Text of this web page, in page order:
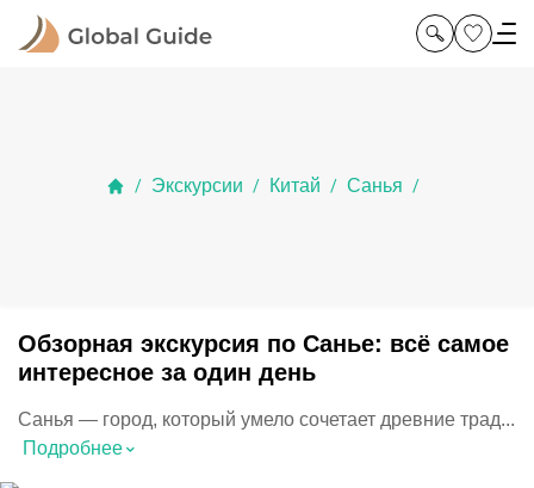
/ Экскурсии / Китай / Санья /
Обзорная экскурсия по Санье: всё самое
интересное за один день
Санья — город, который умело сочетает древние трад...
Подробнее⌃